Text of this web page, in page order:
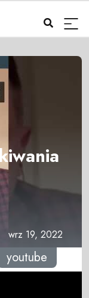
wrz 19, 2022
youtube